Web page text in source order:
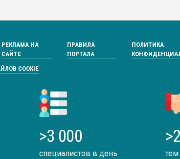
РЕКЛАМА НА
САЙТЕ
ПРАВИЛА
ПОРТАЛА
ПОЛИТИКА
COOKIE
>3 000
специалистов в день
тем